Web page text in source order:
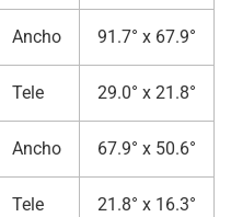
Ancho 91.7° x 67.9°
Tele 29.0° x 21.8°
Ancho 67.9° x 50.6°
Tele 21.8° x 16.3°